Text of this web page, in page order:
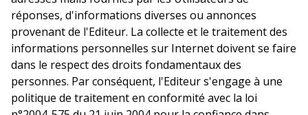
réponses, d'informations diverses ou annonces
provenant de l'Editeur. La collecte et le traitement des
informations personnelles sur Internet doivent se faire
dans le respect des droits fondamentaux des
personnes. Par conséquent, l'Editeur s'engage à une
politique de traitement en conformité avec la loi